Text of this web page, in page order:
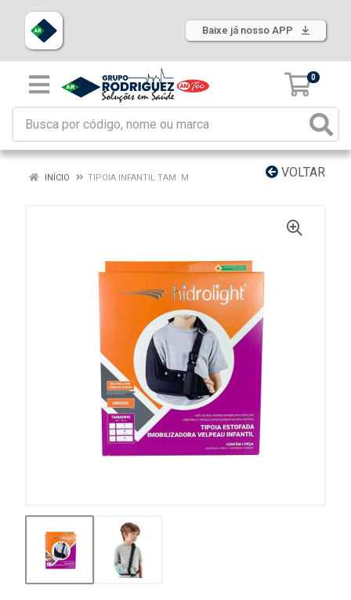
Baixe já nosso APP
0
VOLTAR
INÍCIO TIPOIA INFANTIL TAM. M